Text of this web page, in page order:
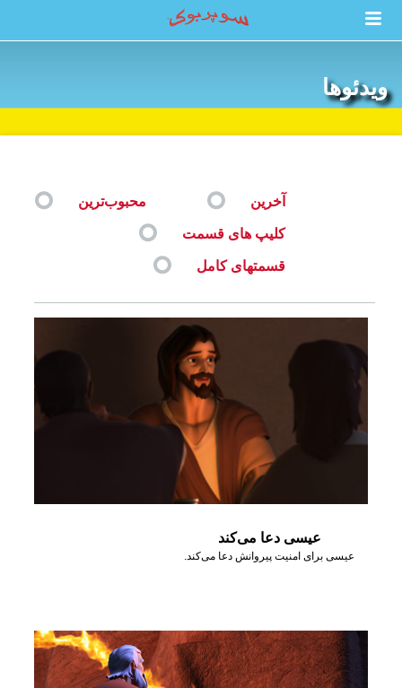
ویدئوها
آخرین محبوب‌ترین
کلیپ های قسمت
قسمتهای کامل
عیسی دعا می‌کند
عیسی برای امنیت پیروانش دعا می‌کند.